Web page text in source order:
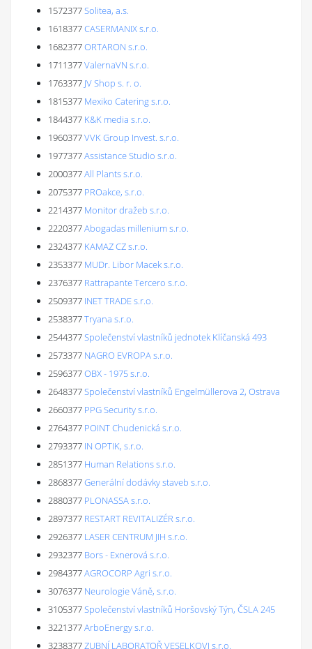
1572377Solitea, a.s.
1618377CASERMANIX s.r.o.
1682377ORTARON s.r.o.
1711377ValernaVN s.r.o.
1763377 JV Shop s. r. o.
1815377 Mexiko Catering s.r.o.
1844377 K&K media s.r.o.
1960377VVK Group Invest. s.r.o.
1977377Assistance Studio s.r.o.
2000377All Plants s.r.o.
2075377 PROakce, s.r.o.
2214377 Monitor dražeb s.r.o.
2220377Abogadas millenium s.r.o.
2324377 KAMAZ CZ s.r.o.
2353377 MUDr. Libor Macek s.r.o.
2376377 Rattrapante Tercero s.r.o.
2509377 INET TRADE s.r.o.
2538377Tryana s.r.o.
2544377Společenství vlastníků jednotek Klíčanská 493
2573377 NAGRO EVROPA s.r.o.
2596377OBX - 1975 s.r.o.
2648377Společenství vlastníků Engelmüllerova 2, Ostrava
2660377 PPG Security s.r.o.
2764377 POINT Chudenická s.r.o.
2793377 IN OPTIK, s.r.o.
2851377 Human Relations s.r.o.
2868377Generální dodávky staveb s.r.o.
2880377 PLONASSA s.r.o.
2897377 RESTART REVITALIZÉR s.r.o.
2926377 LASER CENTRUM JIH s.r.o.
2932377 Bors - Exnerová s.r.o.
2984377AGROCORP Agri s.r.o.
3076377 Neurologie Váně, s.r.o.
3105377Společenství vlastníků Horšovský Týn, ČSLA 245
3221377ArboEnergy s.r.o.
3238377ZUBNÍ LABORATOŘ VESELKOVI s.r.o.